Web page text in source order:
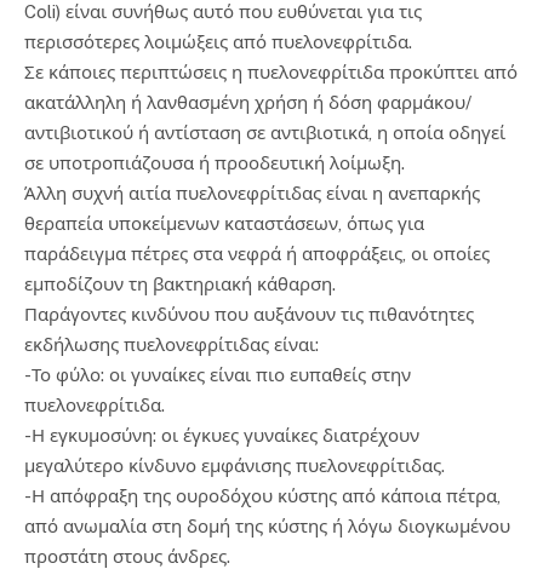
Coli) είναι συνήθως αυτό που ευθύνεται για τις
περισσότερες λοιμώξεις από πυελονεφρίτιδα.
Σε κάποιες περιπτώσεις η πυελονεφρίτιδα προκύπτει από
ακατάλληλη ή λανθασμένη χρήση ή δόση φαρμάκου/
αντιβιοτικού ή αντίσταση σε αντιβιοτικά, η οποία οδηγεί
σε υποτροπιάζουσα ή προοδευτική λοίμωξη.
Άλλη συχνή αιτία πυελονεφρίτιδας είναι η ανεπαρκής
θεραπεία υποκείμενων καταστάσεων, όπως για
παράδειγμα πέτρες στα νεφρά ή αποφράξεις, οι οποίες
εμποδίζουν τη βακτηριακή κάθαρση.
Παράγοντες κινδύνου που αυξάνουν τις πιθανότητες
εκδήλωσης πυελονεφρίτιδας είναι:
-Το φύλο: οι γυναίκες είναι πιο ευπαθείς στην
πυελονεφρίτιδα.
-Η εγκυμοσύνη: oι έγκυες γυναίκες διατρέχουν
μεγαλύτερο κίνδυνο εμφάνισης πυελονεφρίτιδας.
-Η απόφραξη της ουροδόχου κύστης από κάποια πέτρα,
από ανωμαλία στη δομή της κύστης ή λόγω διoγκωμένου
προστάτη στους άνδρες.